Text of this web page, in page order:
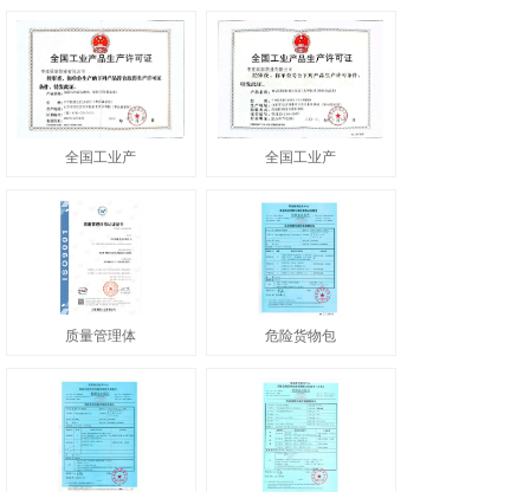
全国工业产 全国工业产
质量管理体 危险货物包